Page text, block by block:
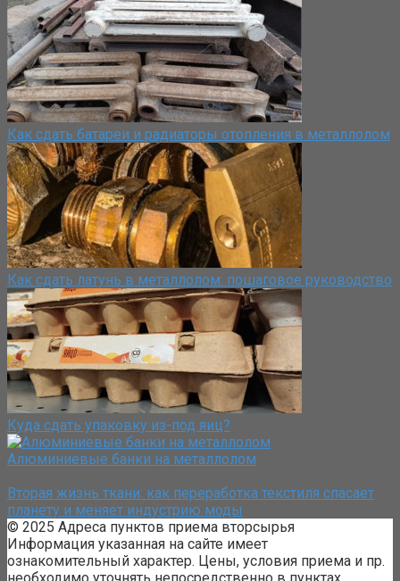
Как сдать батареи и радиаторы отопления в металлолом
Как сдать латунь в металлолом: пошаговое руководство
Куда сдать упаковку из-под яиц?
Алюминиевые банки на металлолом
Вторая жизнь ткани: как переработка текстиля спасает
планету и меняет индустрию моды
© 2025 Адреса пунктов приема вторсырья
Информация указанная на сайте имеет
ознакомительный характер. Цены, условия приема и пр.